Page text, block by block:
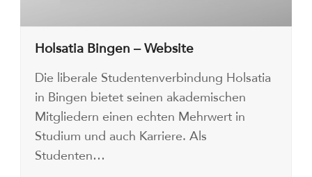
Holsatia Bingen – Website
Die liberale Studentenverbindung Holsatia
in Bingen bietet seinen akademischen
Mitgliedern einen echten Mehrwert in
Studium und auch Karriere. Als
Studenten…